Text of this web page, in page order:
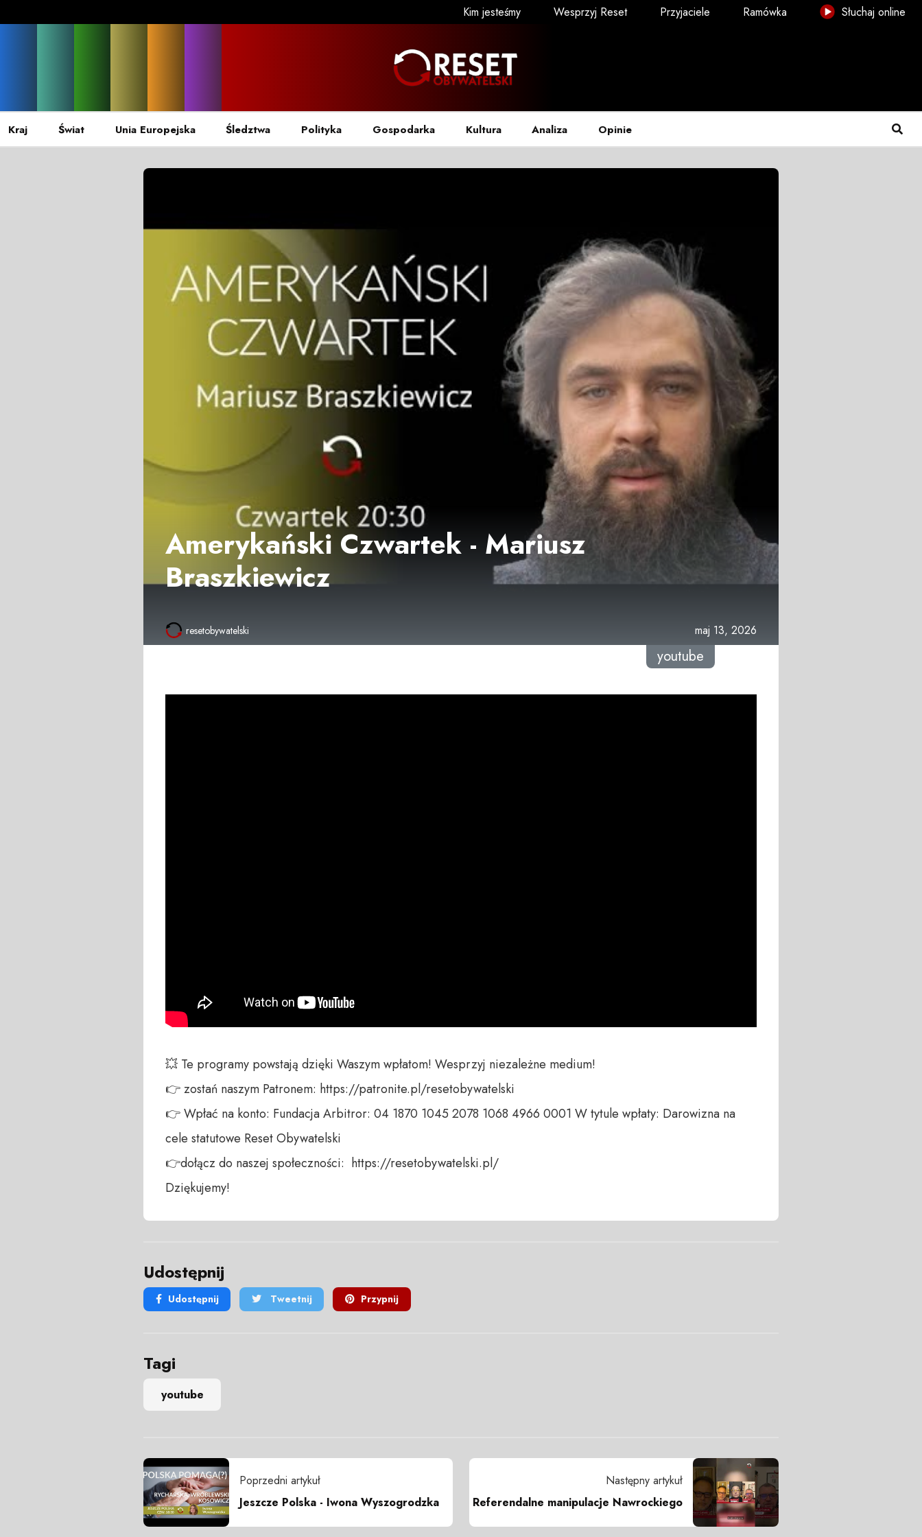
Kim jesteśmy Wesprzyj Reset Przyjaciele Ramówka Słuchaj online
Kraj Świat Unia Europejska Śledztwa Polityka Gospodarka Kultura Analiza Opinie
Amerykański Czwartek - Mariusz
Braszkiewicz
resetobywatelski maj 13, 2026
youtube
💥 Te programy powstają dzięki Waszym wpłatom! Wesprzyj niezależne medium!
👉 zostań naszym Patronem: https://patronite.pl/resetobywatelski
👉 Wpłać na konto: Fundacja Arbitror: 04 1870 1045 2078 1068 4966 0001 W tytule wpłaty: Darowizna na
cele statutowe Reset Obywatelski
👉dołącz do naszej społeczności:  https://resetobywatelski.pl/
Dziękujemy!
Udostępnij
Udostępnij Tweetnij Przypnij
Tagi
youtube
Poprzedni artykuł
Jeszcze Polska - Iwona Wyszogrodzka
Następny artykuł
Referendalne manipulacje Nawrockiego